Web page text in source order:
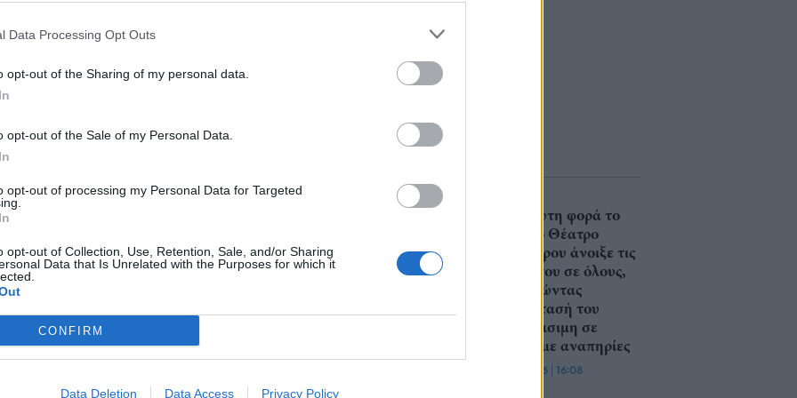
Data Processing Opt Outs
opt-out of the Sharing of my personal data.
opt-out of the Sale of my Personal Data.
opt-out of processing my Personal Data for Targeted
opt-out of Collection, Use, Retention, Sale, and/or Sharing
Data that Is Unrelated with the Purposes for which it
CONFIRM
Data Deletion Data Access Privacy Policy
Αυγούστου η δεύτερη
καταβολή του
07/08/26
Για πρώτη φορά το
Αρχαίο Θέατρο
Επιδαύρου άνοιξε τις
πύλες του σε όλους,
καθιστώντας
παράστασή του
προσβάσιμη σε
άτομα με αναπηρίες
05/08/26 | 16:08